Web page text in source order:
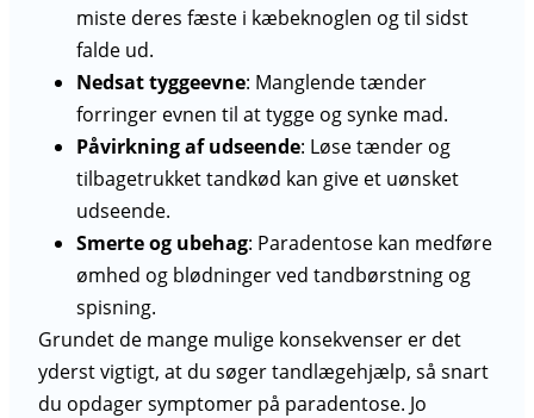
miste deres fæste i kæbeknoglen og til sidst
falde ud.
Nedsat tyggeevne: Manglende tænder
forringer evnen til at tygge og synke mad.
Påvirkning af udseende: Løse tænder og
tilbagetrukket tandkød kan give et uønsket
udseende.
Smerte og ubehag: Paradentose kan medføre
ømhed og blødninger ved tandbørstning og
spisning.
Grundet de mange mulige konsekvenser er det
yderst vigtigt, at du søger tandlægehjælp, så snart
du opdager symptomer på paradentose. Jo